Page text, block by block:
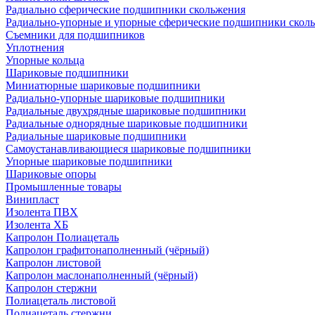
Радиально сферические подшипники скольжения
Радиально-упорные и упорные сферические подшипники
Съемники для подшипников
Уплотнения
Упорные кольца
Шариковые подшипники
Миниатюрные шариковые подшипники
Радиально-упорные шариковые подшипники
Радиальные двухрядные шариковые подшипники
Радиальные однорядные шариковые подшипники
Радиальные шариковые подшипники
Самоустанавливающиеся шариковые подшипники
Упорные шариковые подшипники
Шариковые опоры
Промышленные товары
Винипласт
Изолента ПВХ
Изолента ХБ
Капролон Полиацеталь
Капролон графитонаполненный (чёрный)
Капролон листовой
Капролон маслонаполненный (чёрный)
Капролон стержни
Полиацеталь листовой